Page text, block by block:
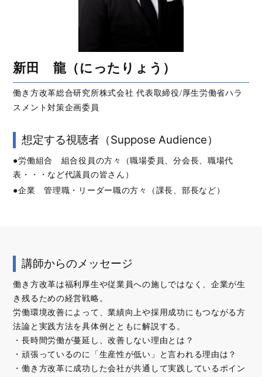
新田 龍（にったりょう）
働き方改革総合研究所株式会社 代表取締役/厚生労働省ハラ
スメント対策企画委員
想定する視聴者（Suppose Audience）
●労働組合 組合役員の方々（職場委員、分会長、職場代
表・・・など代議員の皆さん）
●企業 管理職・リーダー職の方々（課長、部長など）
講師からのメッセージ
働き方改革は福利厚生や従業員への施しではなく、企業が生
き残るための経営戦略。
労働環境改善によって、業績向上や採用成功にもつながる方
法論と実践方法を具体例とともに解説する。
・長時間労働が蔓延し、改善しない理由とは？
・頑張っているのに「生産性が低い」と言われる理由は？
・働き方改革に成功した会社が共通して実践しているポイン